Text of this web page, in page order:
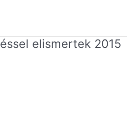
elismertek 2015